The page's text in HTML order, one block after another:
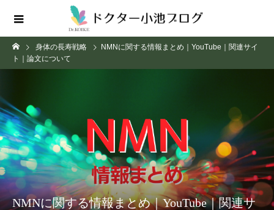
身体の長寿戦略
NMNに関する情報まとめ｜YouTube｜関連サイ
ト｜論文について
NMNに関する情報まとめ｜YouTube｜関連サ